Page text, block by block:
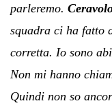
parleremo.
squadra ci ha fatto
corretta. Io sono
Non mi hanno
Quindi non so